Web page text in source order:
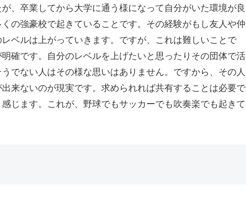
、卒業してから大学に通う様になって自分がいた環境が良
の強豪校で起きていることです。その経験がもし友人や仲
ベルは上がっていきます。ですが、これは難しいことで
確です。自分のレベルを上げたいと思ったりその団体で活
でない人はその様な思いはありません。ですから、その人
来ないのが現実です。求められれば共有することは必要で
じます。これが、野球でもサッカーでも吹奏楽でも起きて